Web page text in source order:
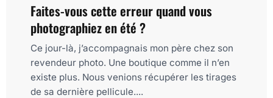
Faites-vous cette erreur quand vous
photographiez en été ?
Ce jour-là, j’accompagnais mon père chez son
revendeur photo. Une boutique comme il n’en
existe plus. Nous venions récupérer les tirages
de sa dernière pellicule....